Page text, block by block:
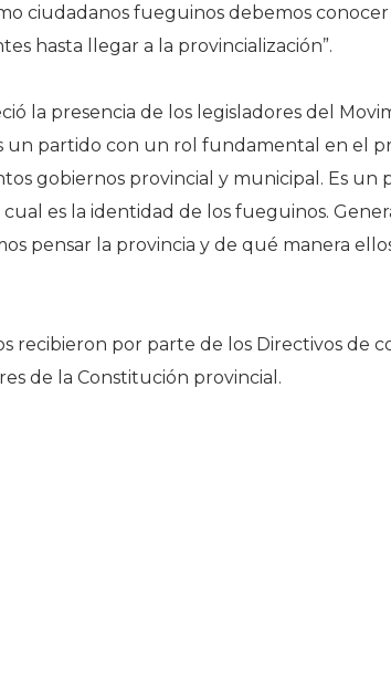
ciudadanos fueguinos debemos
hasta llegar a la provincialización”.
la presencia de los legisladores del
un partido con un rol fundamental en el
gobiernos provincial y municipal. Es
es la identidad de los fueguinos.
pensar la provincia y de qué manera
recibieron por parte de los Directivos de
de la Constitución provincial.